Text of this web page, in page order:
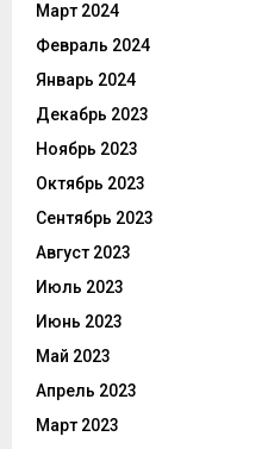
Март 2024
Февраль 2024
Январь 2024
Декабрь 2023
Ноябрь 2023
Октябрь 2023
Сентябрь 2023
Август 2023
Июль 2023
Июнь 2023
Май 2023
Апрель 2023
Март 2023